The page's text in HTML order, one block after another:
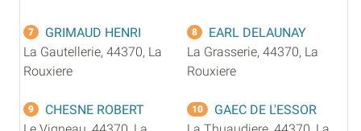
7
GRIMAUD HENRI
La Gautellerie, 44370, La
Rouxiere
8
EARL DELAUNAY
La Grasserie, 44370, La
Rouxiere
9
CHESNE ROBERT
10
GAEC DE L'ESSOR